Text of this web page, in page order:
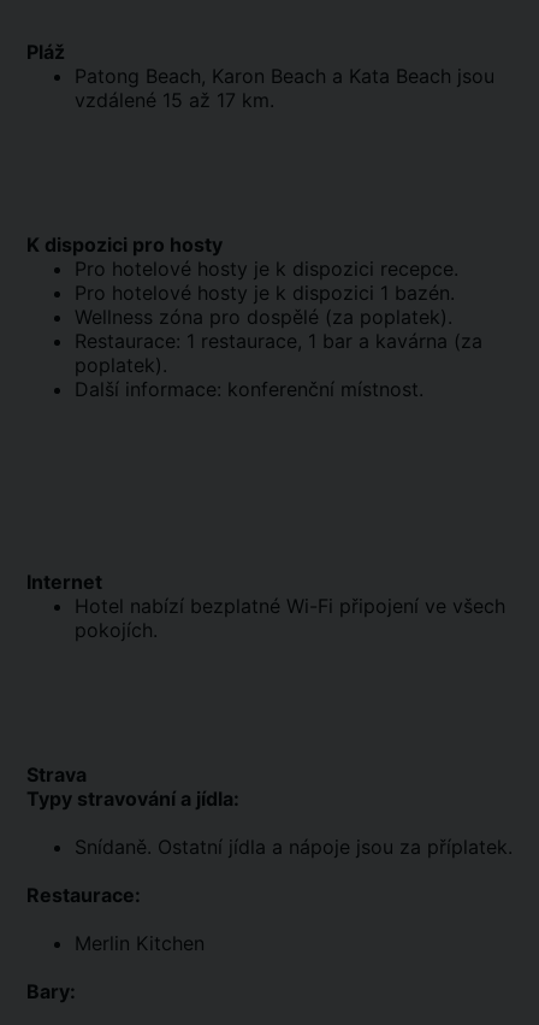
Pláž
Patong Beach, Karon Beach a Kata Beach jsou
vzdálené 15 až 17 km.
K dispozici pro hosty
Pro hotelové hosty je k dispozici recepce.
Pro hotelové hosty je k dispozici 1 bazén.
Wellness zóna pro dospělé (za poplatek).
Restaurace: 1 restaurace, 1 bar a kavárna (za
poplatek).
Další informace: konferenční místnost.
Internet
Hotel nabízí bezplatné Wi-Fi připojení ve všech
pokojích.
Strava
Typy stravování a jídla:
Snídaně. Ostatní jídla a nápoje jsou za příplatek.
Restaurace:
Merlin Kitchen
Bary: